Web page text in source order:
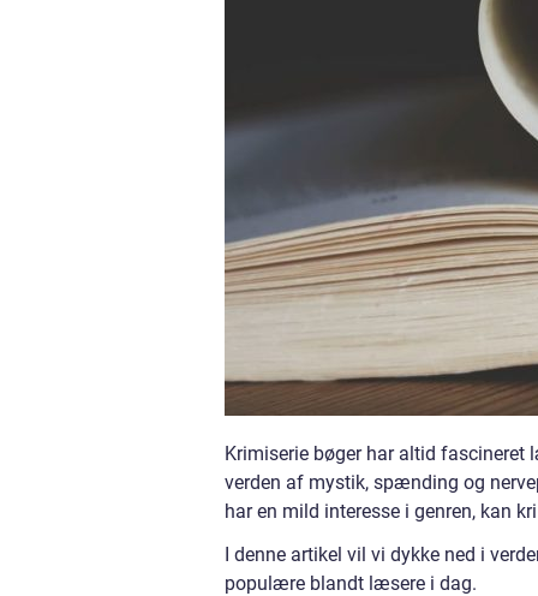
Krimiserie bøger har altid fascineret
verden af mystik, spænding og
har en mild interesse i genren, kan
I denne artikel vil vi dykke ned i
populære blandt læsere i dag.